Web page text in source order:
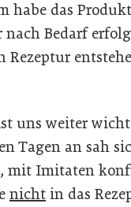
habe das
Bedarf
Rezeptur
uns weiter
Tagen an sah
mit Imitaten
nicht in das